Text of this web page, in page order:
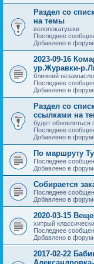
Раздел со
на темы
велопокатушки
Последнее
Добавлено в
2023-09-16
ур.Журавки-
ближний
Последнее
Добавлено в
Раздел со
ссылками на
будет обновляться
Последнее
Добавлено в
По маршруту
Последнее
Добавлено в
Собирается
Последнее
Добавлено в
2020-03-15
хитрый
Последнее
Добавлено в
2017-02-22